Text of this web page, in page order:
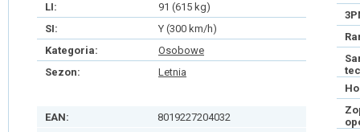
LI:
91 (615 kg)
SI:
Y (300 km/h)
Kategoria:
Osobowe
Sezon:
Letnia
EAN:
8019227204032